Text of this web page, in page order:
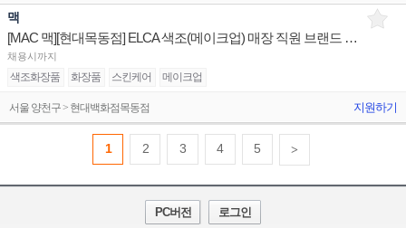
맥
[MAC 맥][현대목동점] ELCA 색조(메이크업) 매장 직원 브랜드 채용 백화점
채용시까지
색조화장품 화장품 스킨케어 메이크업
서울 양천구 > 현대백화점목동점 지원하기
1 2 3 4 5 >
PC버전 로그인